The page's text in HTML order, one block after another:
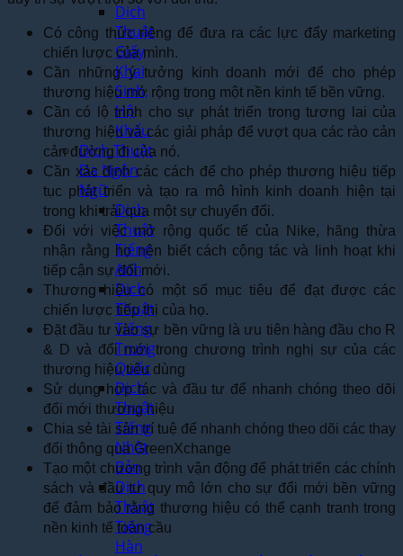
Dịch
Thuật
Giấy
Khai
Sinh,
Hộ
Khẩu
Dịch Thuật
Đa Ngôn
Ngữ
Dịch
Thuật
Tiếng
Anh
Dịch
Thuật
Tiếng
Trung
Quốc
Dịch
Thuật
Tiếng
Nhật
Bản
Dịch
Thuật
Tiếng
Hàn
Có công thức riêng để đưa ra các lực đẩy marketing
chiến lược của mình.
Cần những ý tưởng kinh doanh mới để cho phép
thương hiệu mở rộng trong một nền kinh tế bền vững.
Cần có lộ trình cho sự phát triển trong tương lai của
thương hiệu và các giải pháp để vượt qua các rào cản
cản đường đi của nó.
Cần xác định các cách để cho phép thương hiệu tiếp
tục phát triển và tạo ra mô hình kinh doanh hiện tại
trong khi trải qua một sự chuyển đổi.
Đối với việc mở rộng quốc tế của Nike, hãng thừa
nhận rằng họ nên biết cách cộng tác và linh hoạt khi
tiếp cận sự đổi mới.
Thương hiệu có một số mục tiêu để đạt được các
chiến lược tiếp thị của họ.
Đặt đầu tư vào sự bền vững là ưu tiên hàng đầu cho R
& D và đổi mới trong chương trình nghị sự của các
thương hiệu tiêu dùng
Sử dụng hợp tác và đầu tư để nhanh chóng theo dõi
đổi mới thương hiệu
Chia sẻ tài sản trí tuệ để nhanh chóng theo dõi các thay
đổi thông qua GreenXchange
Tạo một chương trình vận động để phát triển các chính
sách và đầu tư quy mô lớn cho sự đổi mới bền vững
để đảm bảo rằng thương hiệu có thể cạnh tranh trong
nền kinh tế toàn cầu